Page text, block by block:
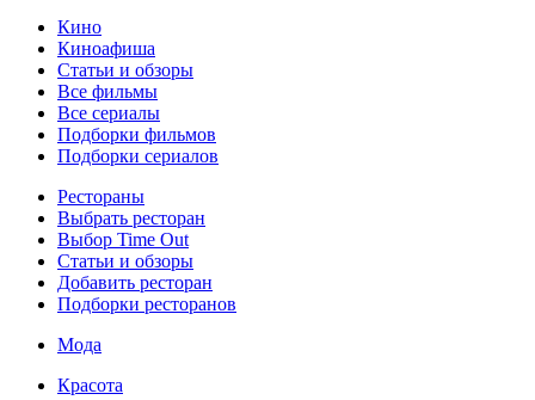
Кино
Киноафиша
Статьи и обзоры
Все фильмы
Все сериалы
Подборки фильмов
Подборки сериалов
Рестораны
Выбрать ресторан
Выбор Time Out
Статьи и обзоры
Добавить ресторан
Подборки ресторанов
Мода
Красота